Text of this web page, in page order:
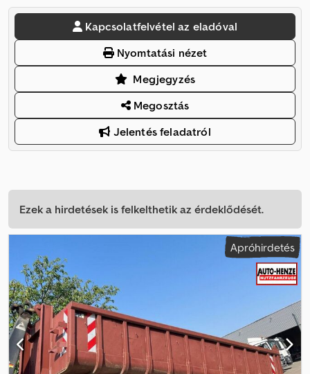
Kapcsolatfelvétel az eladóval
Nyomtatási nézet
Megjegyzés
Megosztás
Jelentés feladatról
Ezek a hirdetések is felkelthetik az érdeklődését.
Apróhirdetés